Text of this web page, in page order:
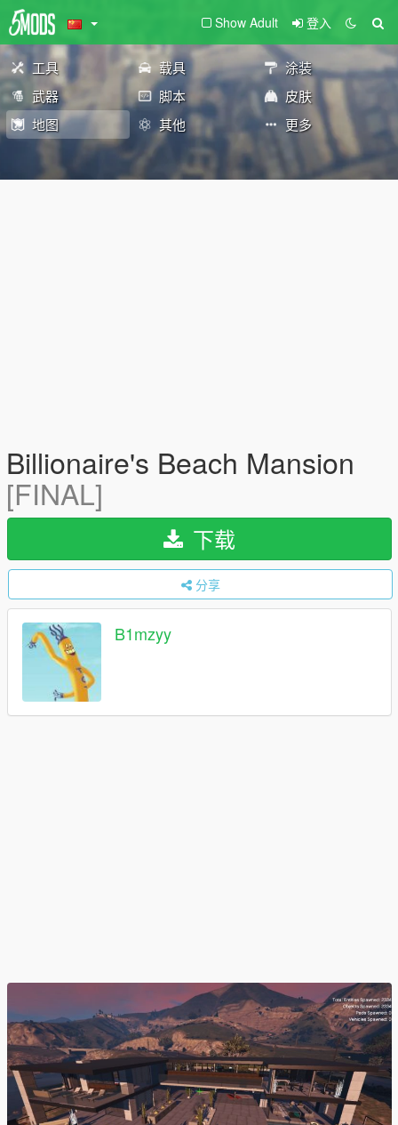
Show Adult 登入
工具 载具
涂装
武器
脚本
皮肤
地图
其他 更多
Billionaire's Beach Mansion
[FINAL]
下载
分享
B1mzyy